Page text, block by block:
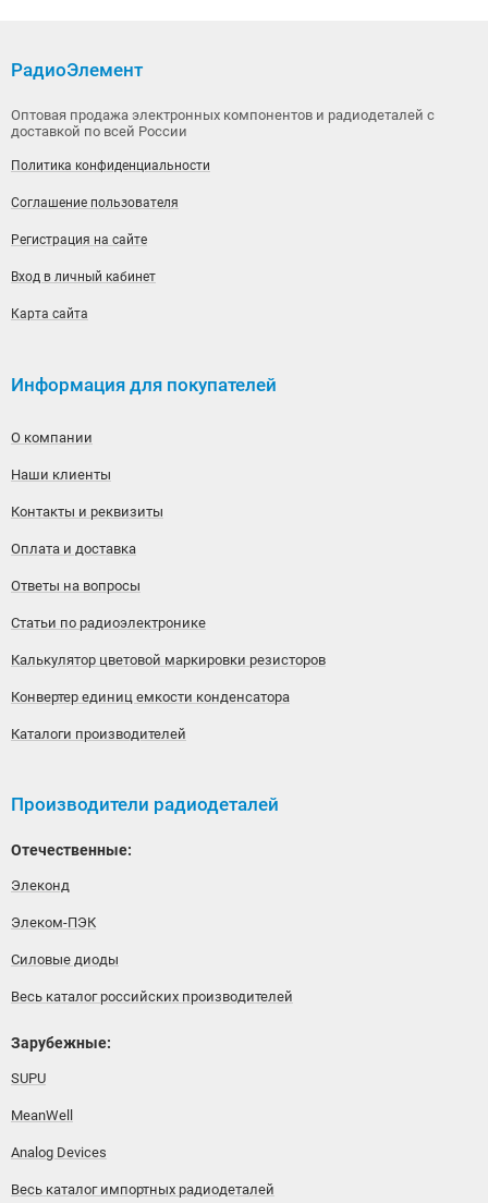
РадиоЭлемент
Оптовая продажа электронных компонентов и радиодеталей с
доставкой по всей России
Политика конфиденциальности
Соглашение пользователя
Регистрация на сайте
Вход в личный кабинет
Карта сайта
Информация для покупателей
О компании
Наши клиенты
Контакты и реквизиты
Оплата и доставка
Ответы на вопросы
Статьи по радиоэлектронике
Калькулятор цветовой маркировки резисторов
Конвертер единиц емкости конденсатора
Каталоги производителей
Производители радиодеталей
Отечественные:
Элеконд
Элеком-ПЭК
Силовые диоды
Весь каталог российских производителей
Зарубежные:
SUPU
MeanWell
Analog Devices
Весь каталог импортных радиодеталей